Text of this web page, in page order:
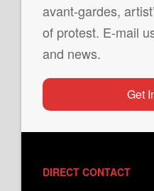
avant-gardes,
of protest. E-mail
and news.
Get
DIRECT CONTACT